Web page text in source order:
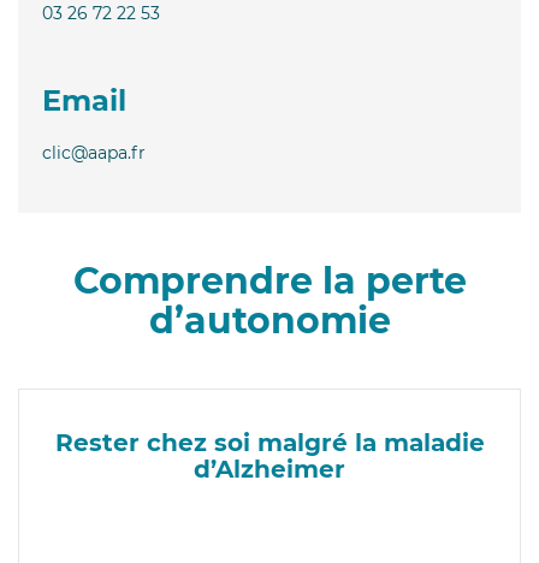
03 26 72 22 53
Email
clic@aapa.fr
Comprendre la perte
d’autonomie
Rester chez soi malgré la maladie
d’Alzheimer